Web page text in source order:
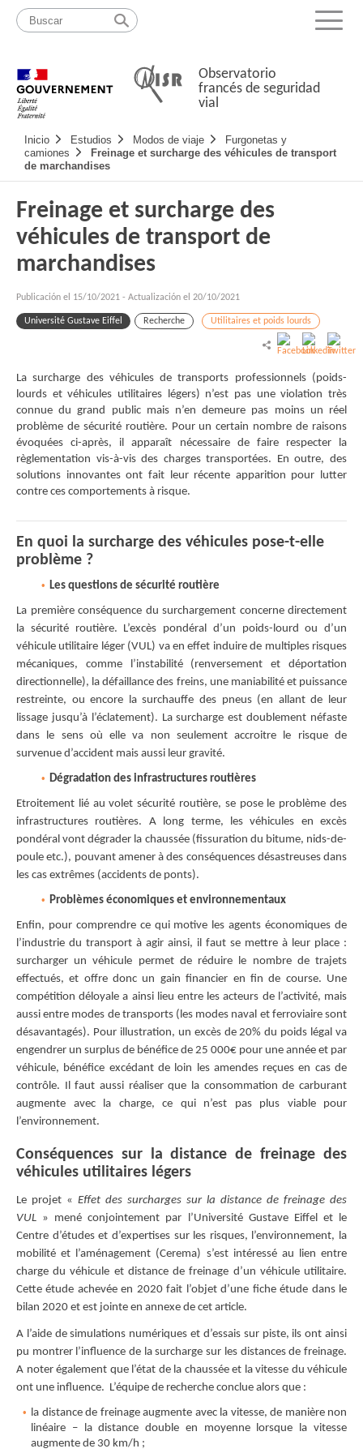
Pasar
contenido
Mapa
web
Menu
Observatorio
francés de seguridad
vial
Navigation
principale
Inicio Estudios Modos de viaje
Furgonetas y
camiones
Freinage et surcharge des véhicules de transport
de marchandises
Freinage et surcharge des
véhicules de transport de
marchandises
Publicación el 15/10/2021 - Actualización el 20/10/2021
Université Gustave Eiffel Recherche Utilitaires et poids lourds
La surcharge des véhicules de transports professionnels (poids-
lourds et véhicules utilitaires légers) n’est pas une violation très
connue du grand public mais n’en demeure pas moins un réel
problème de sécurité routière. Pour un certain nombre de raisons
évoquées ci-après, il apparaît nécessaire de faire respecter la
règlementation vis-à-vis des charges transportées. En outre, des
solutions innovantes ont fait leur récente apparition pour lutter
contre ces comportements à risque.
En quoi la surcharge des véhicules pose-t-elle
problème ?
Les questions de sécurité routière
La première conséquence du surchargement concerne directement
la sécurité routière. L’excès pondéral d’un poids-lourd ou d’un
véhicule utilitaire léger (VUL) va en effet induire de multiples risques
mécaniques, comme l’instabilité (renversement et déportation
directionnelle), la défaillance des freins, une maniabilité et puissance
restreinte, ou encore la surchauffe des pneus (en allant de leur
lissage jusqu’à l’éclatement). La surcharge est doublement néfaste
dans le sens où elle va non seulement accroitre le risque de
survenue d’accident mais aussi leur gravité.
Dégradation des infrastructures routières
Etroitement lié au volet sécurité routière, se pose le problème des
infrastructures routières. A long terme, les véhicules en excès
pondéral vont dégrader la chaussée (fissuration du bitume, nids-de-
poule etc.), pouvant amener à des conséquences désastreuses dans
les cas extrêmes (accidents de ponts).
Problèmes économiques et environnementaux
Enfin, pour comprendre ce qui motive les agents économiques de
l’industrie du transport à agir ainsi, il faut se mettre à leur place :
surcharger un véhicule permet de réduire le nombre de trajets
effectués, et offre donc un gain financier en fin de course. Une
compétition déloyale a ainsi lieu entre les acteurs de l’activité, mais
aussi entre modes de transports (les modes naval et ferroviaire sont
désavantagés). Pour illustration, un excès de 20% du poids légal va
engendrer un surplus de bénéfice de 25 000€ pour une année et par
véhicule, bénéfice excédant de loin les amendes reçues en cas de
contrôle. Il faut aussi réaliser que la consommation de carburant
augmente avec la charge, ce qui n’est pas plus viable pour
l’environnement.
Conséquences sur la distance de freinage des
véhicules utilitaires légers
Le projet « Effet des surcharges sur la distance de freinage des
VUL » mené conjointement par l’Université Gustave Eiffel et le
Centre d’études et d’expertises sur les risques, l’environnement, la
mobilité et l’aménagement (Cerema) s’est intéressé au lien entre
charge du véhicule et distance de freinage d’un véhicule utilitaire.
Cette étude achevée en 2020 fait l’objet d’une fiche étude dans le
bilan 2020 et est jointe en annexe de cet article.
A l’aide de simulations numériques et d’essais sur piste, ils ont ainsi
pu montrer l’influence de la surcharge sur les distances de freinage.
A noter également que l’état de la chaussée et la vitesse du véhicule
ont une influence. L’équipe de recherche conclue alors que :
la distance de freinage augmente avec la vitesse, de manière non
linéaire – la distance double en moyenne lorsque la vitesse
augmente de 30 km/h ;